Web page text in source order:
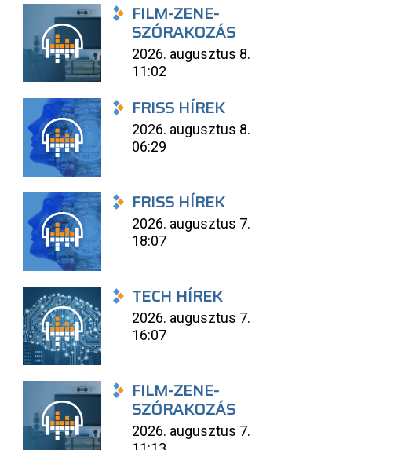
FILM-ZENE-
SZÓRAKOZÁS
2026. augusztus 8.
11:02
FRISS HÍREK
2026. augusztus 8.
06:29
FRISS HÍREK
2026. augusztus 7.
18:07
TECH HÍREK
2026. augusztus 7.
16:07
FILM-ZENE-
SZÓRAKOZÁS
2026. augusztus 7.